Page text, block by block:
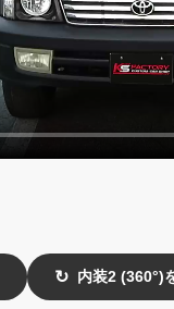
↻ 内装2 (360°)